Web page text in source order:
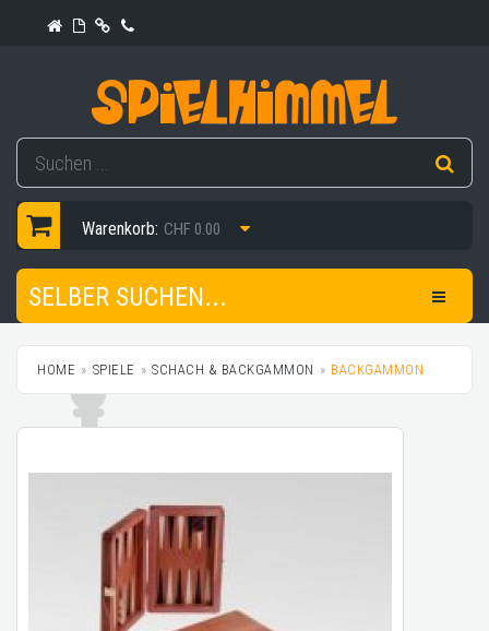
Warenkorb: CHF 0.00
SELBER SUCHEN...
HOME SPIELE SCHACH & BACKGAMMON BACKGAMMON